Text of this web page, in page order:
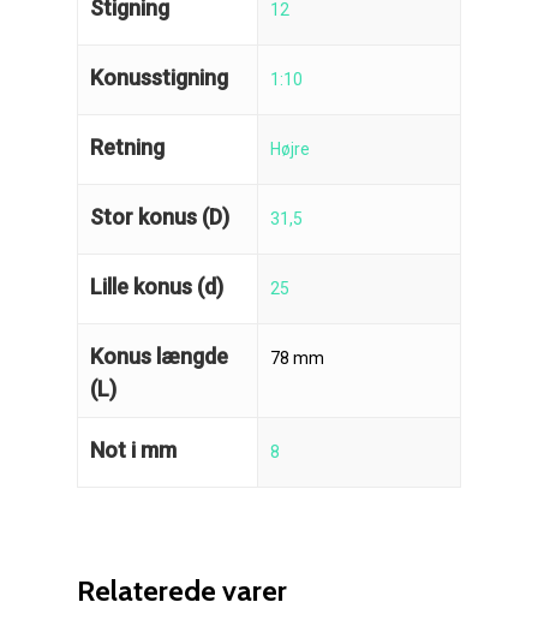
Stigning 12
Konusstigning 1:10
Retning Højre
Stor konus (D) 31,5
Lille konus (d) 25
Konus længde
(L)
78 mm
Not i mm 8
Relaterede varer